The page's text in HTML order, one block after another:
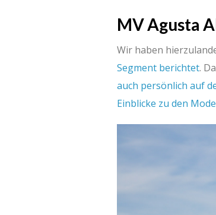
MV Agusta
Wir haben
Segment berichtet.
auch persönlich auf
Einblicke zu den